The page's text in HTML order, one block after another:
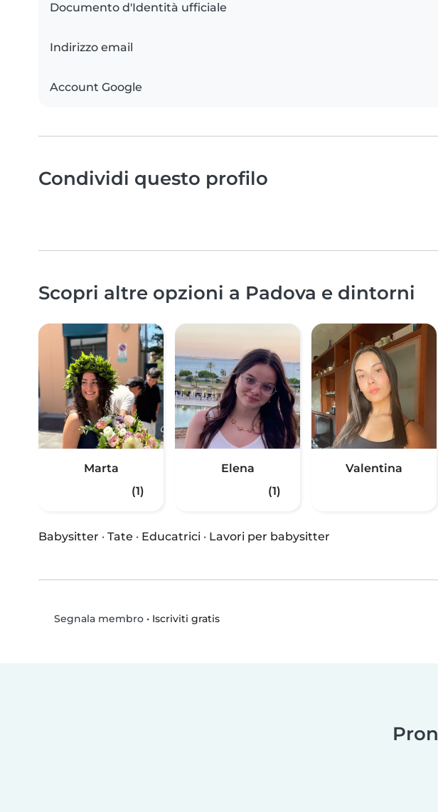
Documento d'Identità ufficiale
Indirizzo email
Account Google
Condividi questo profilo
Scopri altre opzioni a Padova e dintorni
Marta
(1)
Elena
(1)
Valentina
Babysitter · Tate · Educatrici · Lavori per babysitter
Segnala membro• Iscriviti gratis